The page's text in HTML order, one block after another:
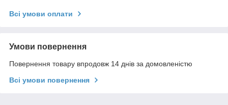
Всі умови оплати
Умови повернення
Повернення товару впродовж 14 днів за домовленістю
Всі умови повернення